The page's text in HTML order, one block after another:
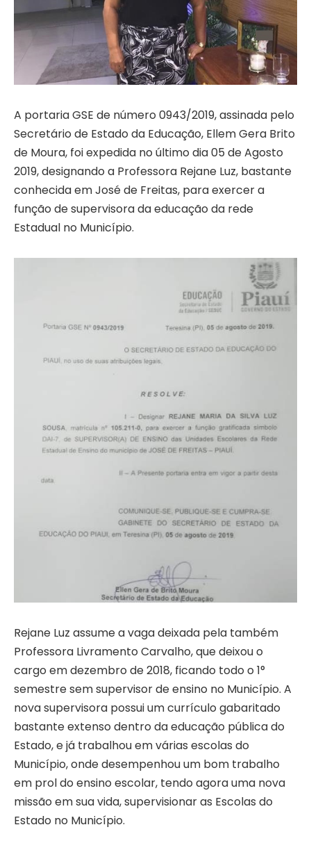
A portaria GSE de número 0943/2019, assinada pelo
Secretário de Estado da Educação, Ellem Gera Brito
de Moura, foi expedida no último dia 05 de Agosto
2019, designando a Professora Rejane Luz, bastante
conhecida em José de Freitas, para exercer a
função de supervisora da educação da rede
Estadual no Município.
Rejane Luz assume a vaga deixada pela também
Professora Livramento Carvalho, que deixou o
cargo em dezembro de 2018, ficando todo o 1°
semestre sem supervisor de ensino no Município. A
nova supervisora possui um currículo gabaritado
bastante extenso dentro da educação pública do
Estado, e já trabalhou em várias escolas do
Município, onde desempenhou um bom trabalho
em prol do ensino escolar, tendo agora uma nova
missão em sua vida, supervisionar as Escolas do
Estado no Município.